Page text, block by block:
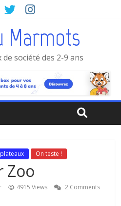
Marmots
société des 2-9 ans
On teste !
Zoo
4915 Views
2 Comments